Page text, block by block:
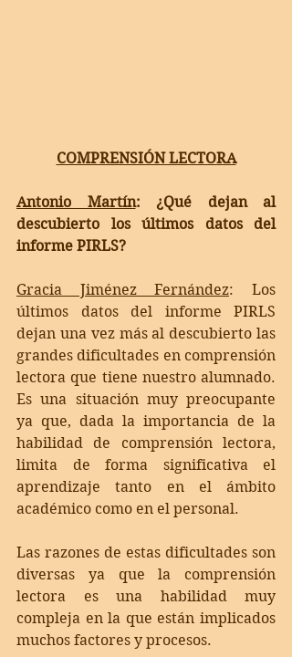
COMPRENSIÓN LECTORA
Antonio Martín: ¿Qué dejan al
descubierto los últimos datos del
informe PIRLS?
Gracia Jiménez Fernández: Los
últimos datos del informe PIRLS
dejan una vez más al descubierto las
grandes dificultades en comprensión
lectora que tiene nuestro alumnado.
Es una situación muy preocupante
ya que, dada la importancia de la
habilidad de comprensión lectora,
limita de forma significativa el
aprendizaje tanto en el ámbito
académico como en el personal.
Las razones de estas dificultades son
diversas ya que la comprensión
lectora es una habilidad muy
compleja en la que están implicados
muchos factores y procesos.